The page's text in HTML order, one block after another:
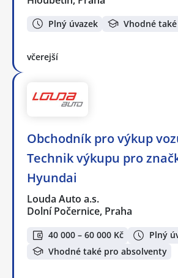
Plný úvazek Vhodné
včerejší
Obchodník pro výkup
Technik výkupu pro
Hyundai
Louda Auto a.s.
Dolní Počernice, Praha
40 000 – 60 000 Kč
Plný
Vhodné také pro absolventy